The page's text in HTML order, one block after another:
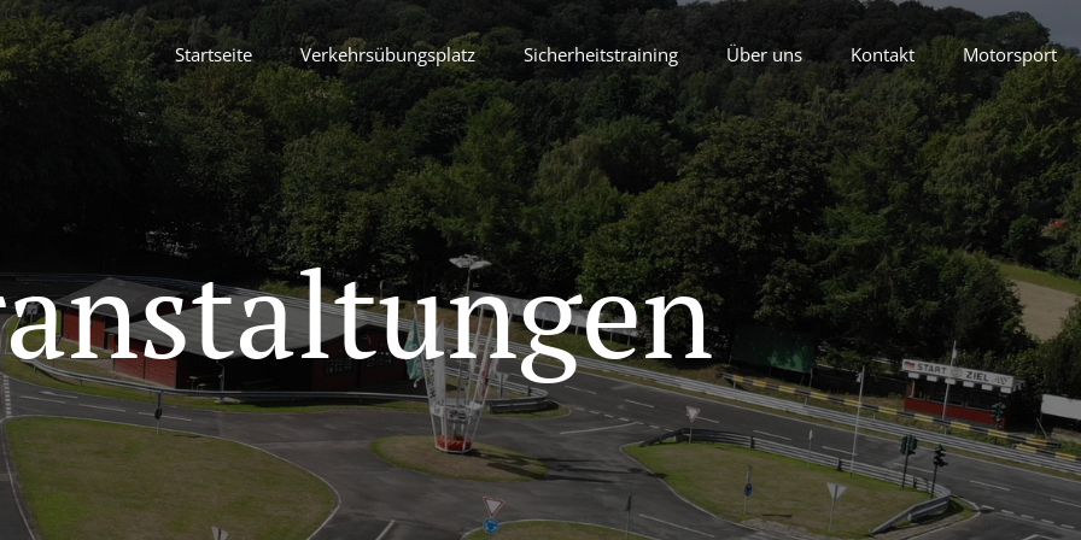
Startseite Verkehrsübungsplatz Sicherheitstraining Über uns Kontakt Motorsport